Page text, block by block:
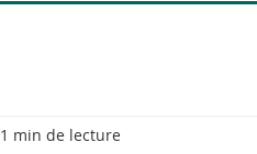
1 min de lecture